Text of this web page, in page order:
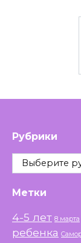
Рубрики
Рубрики
Метки
4-5 лет 8 марта
ребенка